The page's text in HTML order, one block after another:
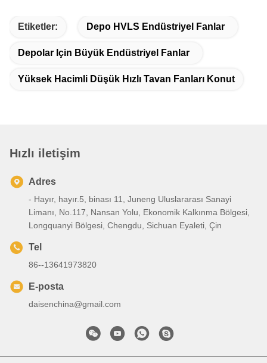
Etiketler: Depo HVLS Endüstriyel Fanlar
Depolar Için Büyük Endüstriyel Fanlar
Yüksek Hacimli Düşük Hızlı Tavan Fanları Konut
Hızlı iletişim
Adres
- Hayır, hayır.5, binası 11, Juneng Uluslararası Sanayi
Limanı, No.117, Nansan Yolu, Ekonomik Kalkınma Bölgesi,
Longquanyi Bölgesi, Chengdu, Sichuan Eyaleti, Çin
Tel
86--13641973820
E-posta
daisenchina@gmail.com